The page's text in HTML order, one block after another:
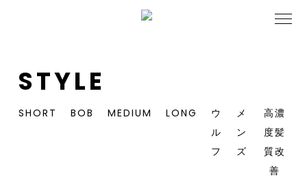
STYLE
SHORT BOB MEDIUM LONG
ウ
ル
フ
メ
ン
ズ
高濃
度髪
質改
善